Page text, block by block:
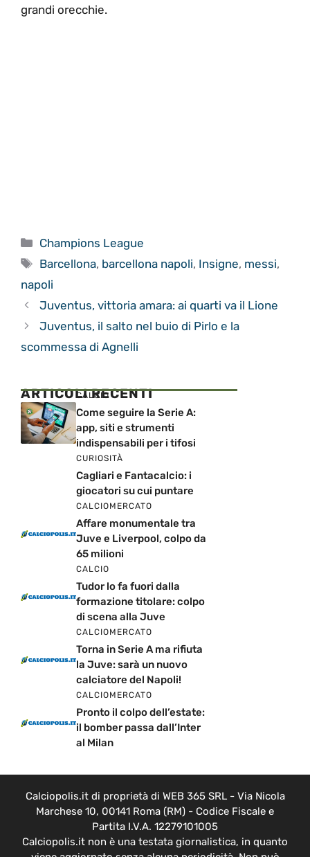
grandi orecchie.
Categorie
Champions League
Tag
Barcellona, barcellona napoli, Insigne, messi,
napoli
Juventus, vittoria amara: ai quarti va il Lione
Juventus, il salto nel buio di Pirlo e la
scommessa di Agnelli
ARTICOLI RECENTI
CALCIO
Come seguire la Serie A:
app, siti e strumenti
indispensabili per i tifosi
CURIOSITÀ
Cagliari e Fantacalcio: i
giocatori su cui puntare
CALCIOMERCATO
Affare monumentale tra
Juve e Liverpool, colpo da
65 milioni
CALCIO
Tudor lo fa fuori dalla
formazione titolare: colpo
di scena alla Juve
CALCIOMERCATO
Torna in Serie A ma rifiuta
la Juve: sarà un nuovo
calciatore del Napoli!
CALCIOMERCATO
Pronto il colpo dell’estate:
il bomber passa dall’Inter
al Milan
Calciopolis.it di proprietà di WEB 365 SRL - Via Nicola
Marchese 10, 00141 Roma (RM) - Codice Fiscale e
Partita I.V.A. 12279101005
Calciopolis.it non è una testata giornalistica, in quanto